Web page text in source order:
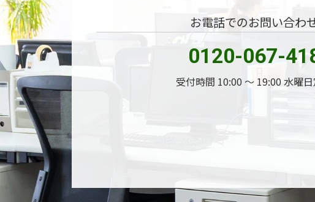
お電話でのお問い合わ
0120-067-
受付時間 10:00 〜 19:00 水曜